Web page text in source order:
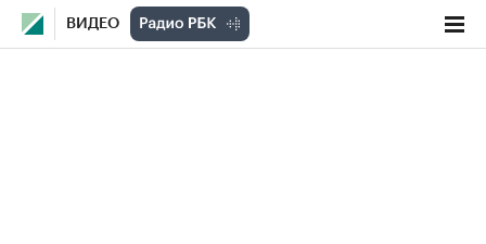
ВИДЕО